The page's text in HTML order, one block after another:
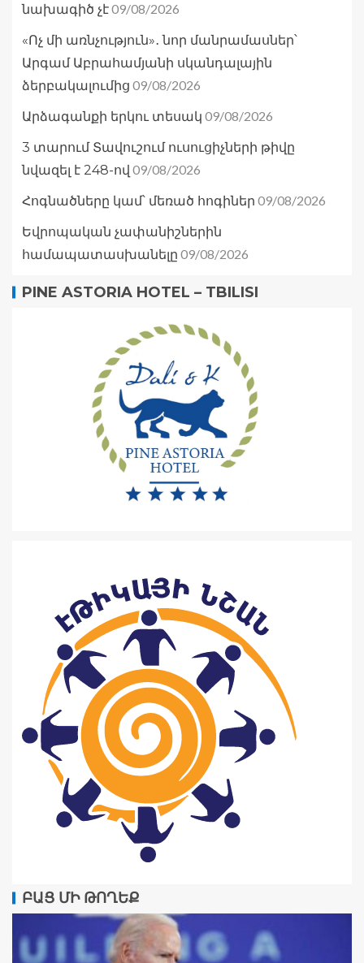
նախագիծ չէ09/08/2026
«Ոչ մի առնչություն»․ նոր մանրամասներ՝
Արգամ Աբրահամյանի սկանդալային
ձերբակալումից 09/08/2026
Արձագանքի երկու տեսակ 09/08/2026
3 տարում Տավուշում ուսուցիչների թիվը
նվազել է 248-ով 09/08/2026
Հոգնածները կամ՝ մեռած հոգիներ 09/08/2026
Եվրոպական չափանիշներին
համապատասխանելը 09/08/2026
PINE ASTORIA HOTEL – TBILISI
ԲԱՑ ՄԻ ԹՈՂԵՔ